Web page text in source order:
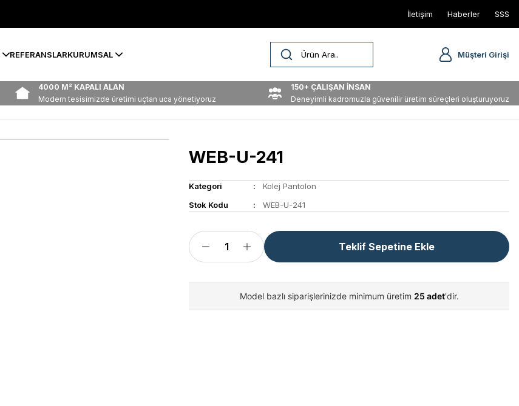
İletişim Haberler SSS
REFERANSLARKURUMSAL Müşteri Girişi
4000 M² KAPALI ALAN
Modern tesisimizde üretimi uçtan uca yönetiyoruz
150+ ÇALIŞAN İNSAN
Deneyimli kadromuzla güvenilir üretim süreçleri oluşturuyoruz
WEB-U-241
Kategori
Kolej Pantolon
Stok Kodu
WEB-U-241
Teklif Sepetine Ekle
Model bazlı siparişlerinizde minimum üretim 25 adet'dir.